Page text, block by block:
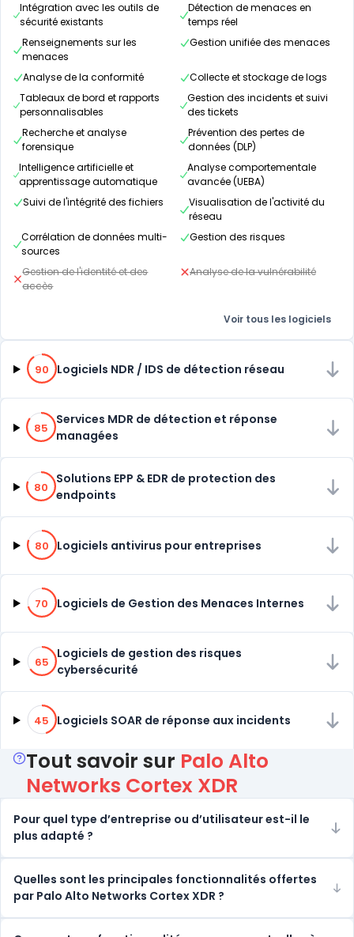
Intégration avec les outils de
sécurité existants
Détection de menaces en
temps réel
Renseignements sur les
menaces
Gestion unifiée des menaces
Analyse de la conformité
Collecte et stockage de logs
Tableaux de bord et rapports
personnalisables
Gestion des incidents et suivi
des tickets
Recherche et analyse
forensique
Prévention des pertes de
données (DLP)
Intelligence artificielle et
apprentissage automatique
Analyse comportementale
avancée (UEBA)
Suivi de l'intégrité des fichiers
Visualisation de l'activité du
réseau
Corrélation de données multi-
sources
Gestion des risques
Gestion de l'identité et des
accès
Analyse de la vulnérabilité
Voir tous les logiciels
90% de compatibilité
90 Logiciels NDR / IDS de détection réseau
85% de compatibilité
85
Services MDR de détection et réponse
managées
80% de compatibilité
80
Solutions EPP & EDR de protection des
endpoints
80% de compatibilité
80 Logiciels antivirus pour entreprises
70% de compatibilité
70 Logiciels de Gestion des Menaces Internes
65% de compatibilité
65
Logiciels de gestion des risques
cybersécurité
45% de compatibilité
45 Logiciels SOAR de réponse aux incidents
Tout savoir sur Palo Alto
Networks Cortex XDR
Pour quel type d’entreprise ou d’utilisateur est-il le
plus adapté ?
Quelles sont les principales fonctionnalités offertes
par Palo Alto Networks Cortex XDR ?